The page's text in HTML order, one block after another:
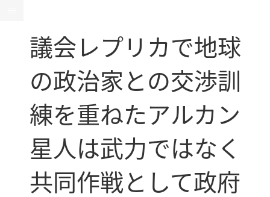
議会レプリカで地球
の政治家との交渉訓
練を重ねたアルカン
星人は武力ではなく
共同作戦として政府